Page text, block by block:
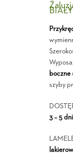
BIAŁY
boczne
szyby
3 – 5 dni